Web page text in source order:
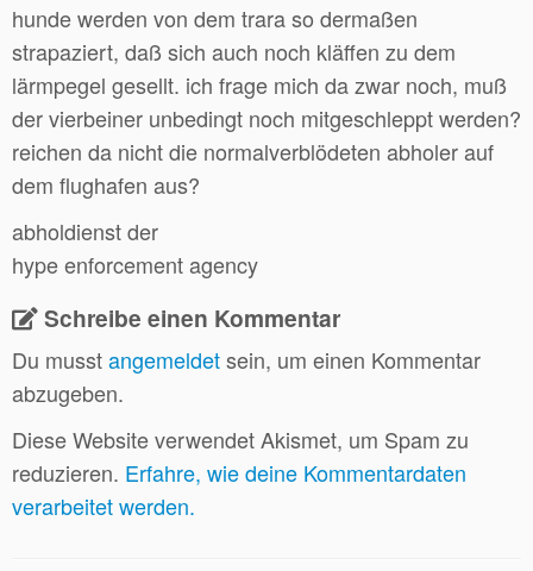
hunde werden von dem trara so dermaßen
strapaziert, daß sich auch noch kläffen zu dem
lärmpegel gesellt. ich frage mich da zwar noch, muß
der vierbeiner unbedingt noch mitgeschleppt werden?
reichen da nicht die normalverblödeten abholer auf
dem flughafen aus?
abholdienst der
hype enforcement agency
Schreibe einen Kommentar
Du musstangemeldetsein, um einen Kommentar
abzugeben.
Diese Website verwendet Akismet, um Spam zu
reduzieren. Erfahre, wie deine Kommentardaten
verarbeitet werden.